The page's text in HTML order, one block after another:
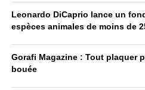
Leonardo DiCaprio lance un
espèces animales de moins de
Gorafi Magazine : Tout plaquer
bouée